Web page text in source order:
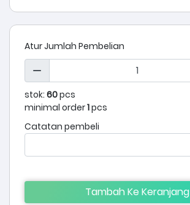
Atur Jumlah Pembelian
stok: 60pcs
minimal order1pcs
Catatan pembeli
Tambah Ke Keranjang